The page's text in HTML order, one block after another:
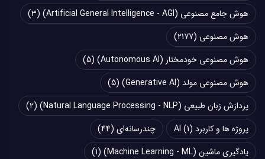
هوش جامع مصنوعی (Artificial General Intelligence - AGI)
(3)
هوش مصنوعی (2177)
هوش مصنوعی خودمختار (Autonomous AI)
(5)
هوش مصنوعی مولد (Generative AI)
(5)
پردازش زبان طبیعی (Natural Language Processing - NLP)
(2)
پروژه ها و کاربرد AI (1) چند‌‌رسانه‌ای (44)
یادگیری ماشین (Machine Learning - ML)
(1)